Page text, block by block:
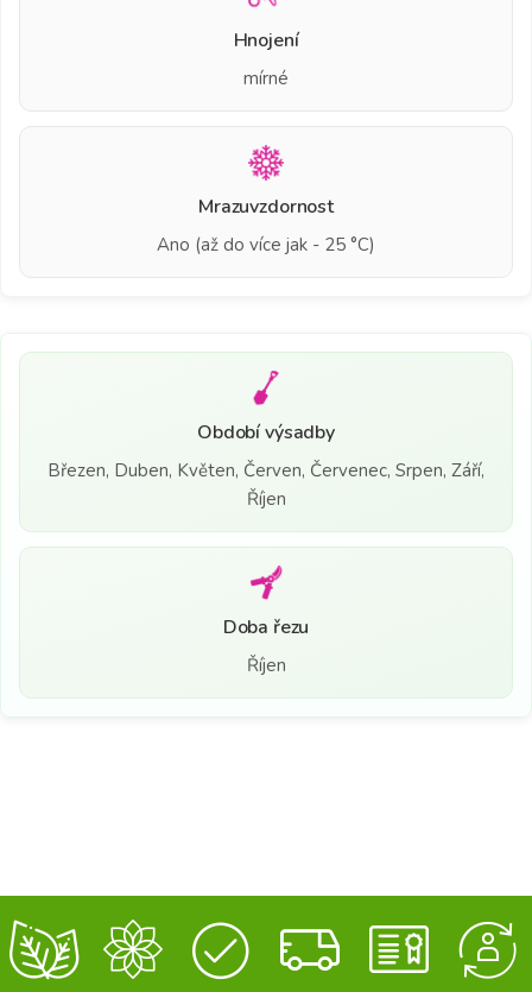
Hnojení
mírné
Mrazuvzdornost
Ano (až do více jak - 25 °C)
Období výsadby
Březen, Duben, Květen, Červen, Červenec, Srpen, Září,
Říjen
Doba řezu
Říjen